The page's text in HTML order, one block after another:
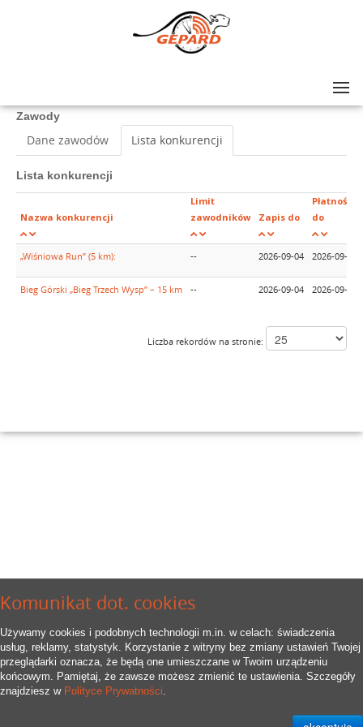
Komunikat dot. cookies
Używamy cookies i podobnych technologii m.in. w celach: świadczenia
usług, reklamy, statystyk. Korzystanie z witryny bez zmiany ustawień Twojej
przeglądarki oznacza, że będą one umieszczane w Twoim urządzeniu
końcowym. Pamiętaj, że zawsze możesz zmienić te ustawienia. Szczegóły
znajdziesz w Polityce Prywatności.
Zawody
Dane zawodów Lista konkurencji
Lista konkurencji
Nazwa konkurencji
Limit
zawodników
Zapis do
Płatność
do
„Wiśniowa Run” (5 km): -- 2026-09-04 2026-09-04
Bieg Górski „Bieg Trzech Wysp” – 15 km -- 2026-09-04 2026-09-04
Liczba rekordów na stronie: